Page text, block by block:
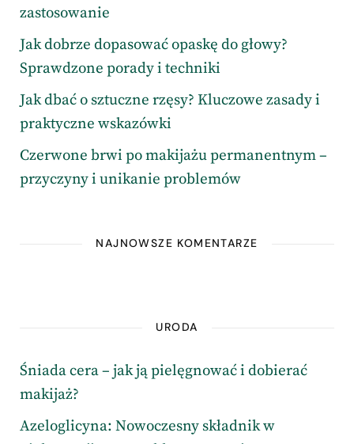
zastosowanie
Jak dobrze dopasować opaskę do głowy?
Sprawdzone porady i techniki
Jak dbać o sztuczne rzęsy? Kluczowe zasady i
praktyczne wskazówki
Czerwone brwi po makijażu permanentnym –
przyczyny i unikanie problemów
NAJNOWSZE KOMENTARZE
URODA
Śniada cera – jak ją pielęgnować i dobierać
makijaż?
Azeloglicyna: Nowoczesny składnik w